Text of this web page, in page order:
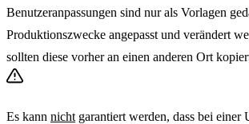
Benutzeranpassungen sind nur als Vorlagen
Produktionszwecke angepasst und verändert
sollten diese vorher an einen anderen Ort
Es kann nicht garantiert werden, dass bei einer